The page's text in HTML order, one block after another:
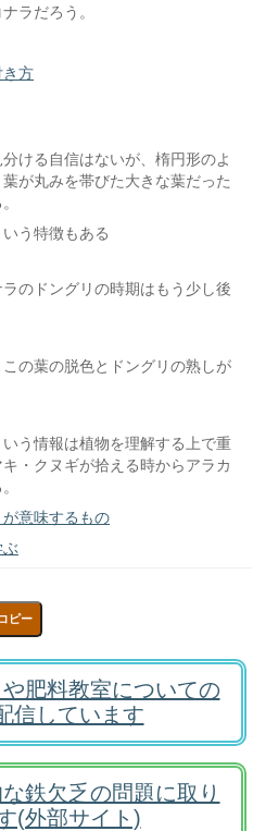
ラだろう。
き方
ける自信はないが、楕円形のよ
が丸みを帯びた大きな葉だった
う特徴もある
のドングリの時期はもう少し後
の葉の脱色とドングリの熟しが
いう情報は植物を理解する上で重
・クヌギが拾える時からアラカ
意味するもの
ピー
肥料教室についての
信しています
鉄欠乏の問題に取り
(外部サイト)